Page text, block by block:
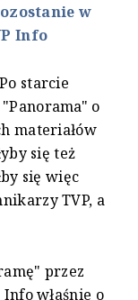
w
Info
starcie
o
materiałów
się też
się więc
TVP, a
przez
właśnie o